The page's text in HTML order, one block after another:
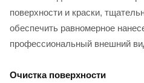
поверхности и краски,
обеспечить равномерное
профессиональный внешний
Очистка поверхности